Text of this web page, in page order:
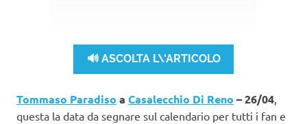
🔊 ASCOLTA L\'ARTICOLO
Tommaso Paradiso a Casalecchio Di Reno – 26/04
questa la data da segnare sul calendario per tutti i fan e